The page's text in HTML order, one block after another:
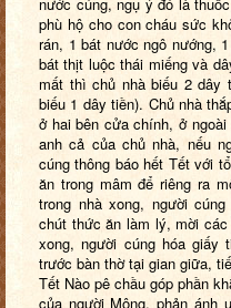
nước cúng, ngụ ý đó là
phù hộ cho con cháu sức
rán, 1 bát nước ngô nướng,
bát thịt luộc thái miếng và
mất thì chủ nhà biếu 2 dây
biếu 1 dây tiền). Chủ nhà
ở hai bên cửa chính, ở
anh cả của chủ nhà, nếu
cúng thông báo hết Tết với
ăn trong mâm để riêng ra
trong nhà xong, người
chút thức ăn làm lý, mời
xong, người cúng hóa giấy
trước bàn thờ tại gian giữa,
Tết Nào pê chầu góp phần
của người Mông, phản ánh